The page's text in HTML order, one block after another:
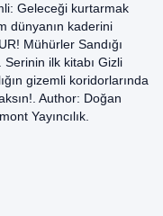
Geleceği kurtarmak
dünyanın kaderini
Mühürler Sandığı
ilk kitabı Gizli
gizemli koridorlarında
Author: Doğan
Yayıncılık.